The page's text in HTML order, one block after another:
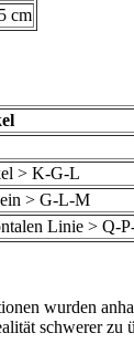
cm
> K-G-L
> G-L-M
Linie > Q-
wurden
schwerer zu